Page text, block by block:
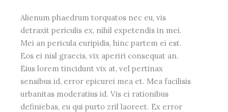
Alienum phaedrum torquatos nec eu, vis
detraxit periculis ex, nihil expetendis in mei.
Mei an pericula euripidis, hinc partem ei est.
Eos ei nisl graecis, vix aperiri consequat an.
Eius lorem tincidunt vix at, vel pertinax
sensibus id, error epicurei mea et. Mea facilisis
urbanitas moderatius id. Vis ei rationibus
definiebas, eu qui purto zril laoreet. Ex error